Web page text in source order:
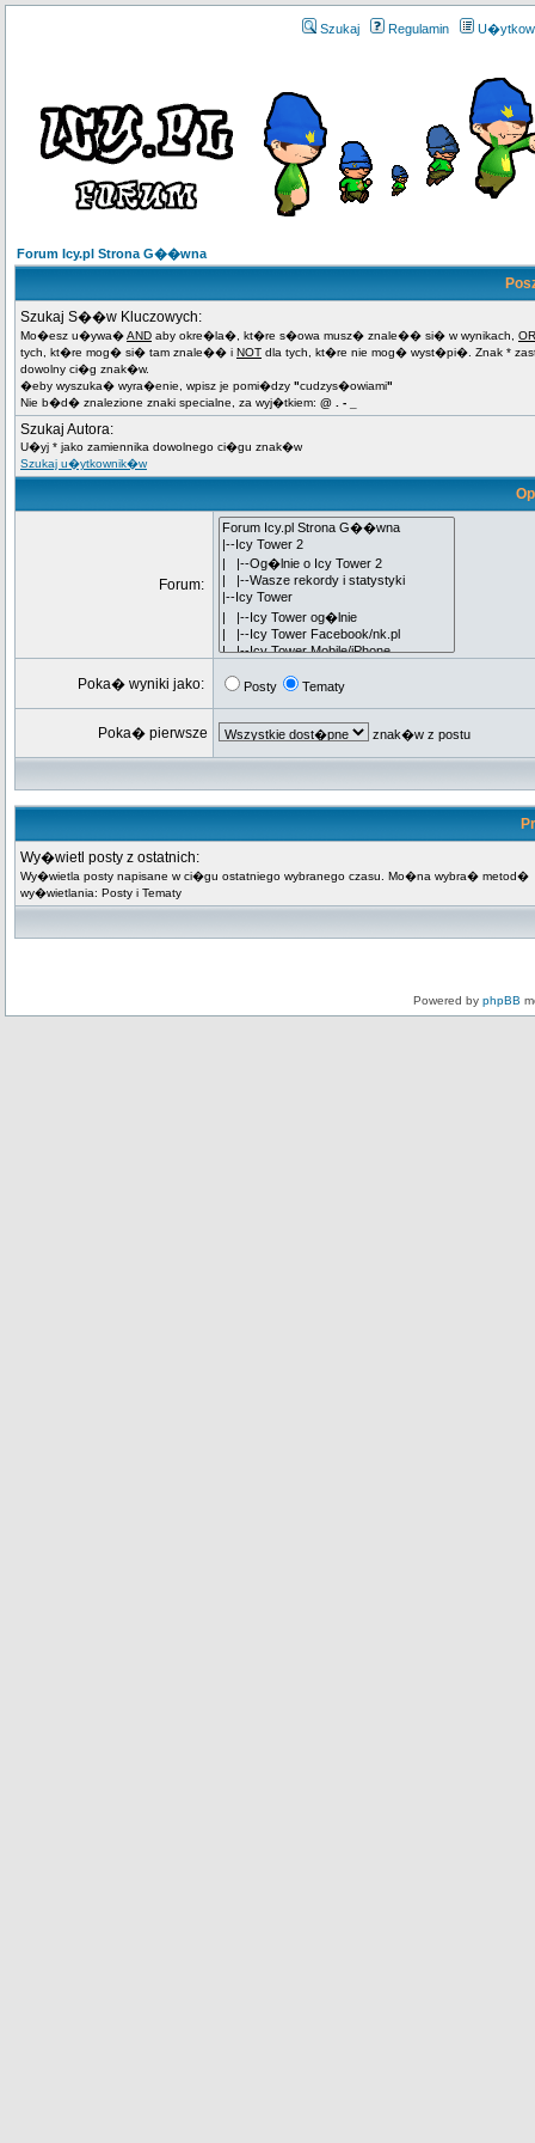
Szukaj Regulamin
Forum Icy.pl Strona G��wna
Szukaj S��w Kluczowych:
Mo�esz u�ywa�AND aby okre�la�, kt�re s�owa musz� znale�� si� w wynikach, OR
tych, kt�re mog� si� tam znale�� i NOT dla tych, kt�re nie mog� wyst�pi�. Znak *
dowolny ci�g znak�w.
�eby wyszuka� wyra�enie, wpisz je pomi�dzy "cudzys�owiami"
Nie b�d� znalezione znaki specialne, za wyj�tkiem: @ . - _
Szukaj Autora:
U�yj * jako zamiennika dowolnego ci�gu znak�w
Szukaj u�ytkownik�w
Forum:
Poka� wyniki jako: Posty Tematy
Poka� pierwsze znak�w z postu
Wy�wietl posty z ostatnich:
Wy�wietla posty napisane w ci�gu ostatniego wybranego czasu. Mo�na wybra� metod�
wy�wietlania: Posty i Tematy
Powered by phpBB